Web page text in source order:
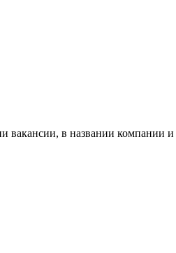
вакансии, в названии компании